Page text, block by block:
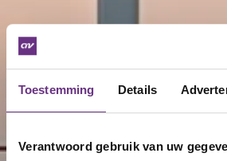
Toestemming Details
Verantwoord gebruik van uw